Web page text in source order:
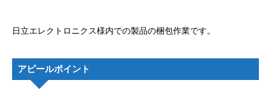
日立エレクトロニクス様内での製品の梱包作業です。
アピールポイント